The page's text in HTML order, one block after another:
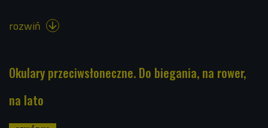
rozwiń 
Okulary przeciwsłoneczne. Do biegania, na rower,
na lato